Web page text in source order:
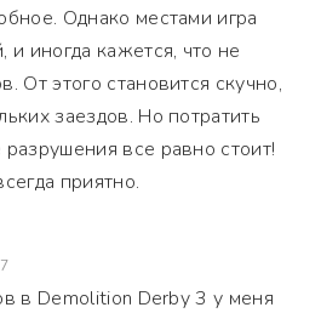
Однако местами игра
и иногда кажется, что не
От этого становится скучно,
заездов. Но потратить
все равно стоит!
приятно.
в Demolition Derby 3 у меня